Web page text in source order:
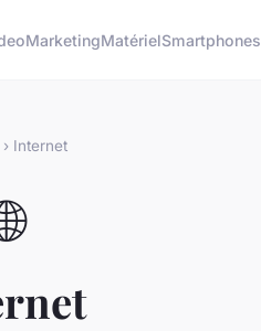
MarketingMatérielSmartphones
Internet